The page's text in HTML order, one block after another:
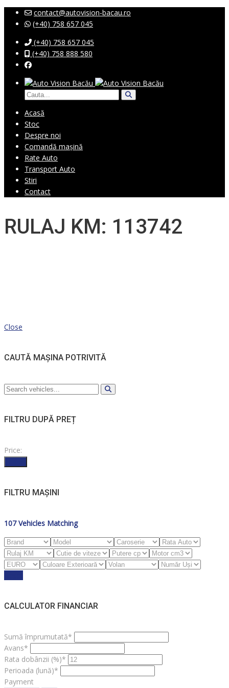
contact@autovision-bacau.ro
(+40) 758 657 045
(+40) 758 657 045
(+40) 758 888 580
Acasă
Stoc
Despre noi
Comandă mașină
Rate Auto
Transport Auto
Stiri
Contact
RULAJ KM: 113742
Close
CAUTĂ MAȘINA POTRIVITĂ
FILTRU DUPĂ PREȚ
Price:
FILTRU MAȘINI
107 Vehicles Matching
CALCULATOR FINANCIAR
Sumă împrumutată*
Avans*
Rata dobânzii (%)*
Perioada (lună)*
Payment